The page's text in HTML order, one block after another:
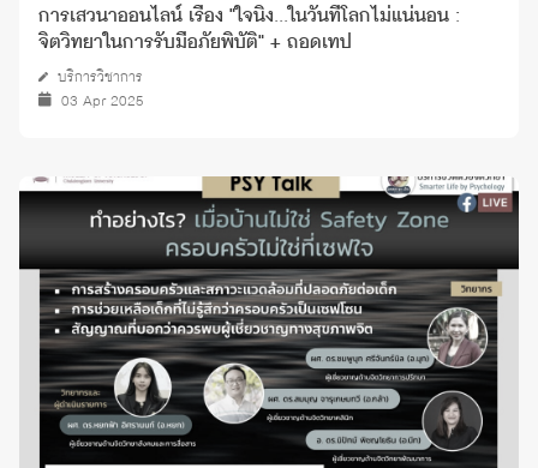
การเสวนาออนไลน์ เรื่อง "ใจนิ่ง...ในวันที่โลกไม่แน่นอน :
จิตวิทยาในการรับมือภัยพิบัติ" + ถอดเทป
บริการวิชาการ
03 Apr 2025